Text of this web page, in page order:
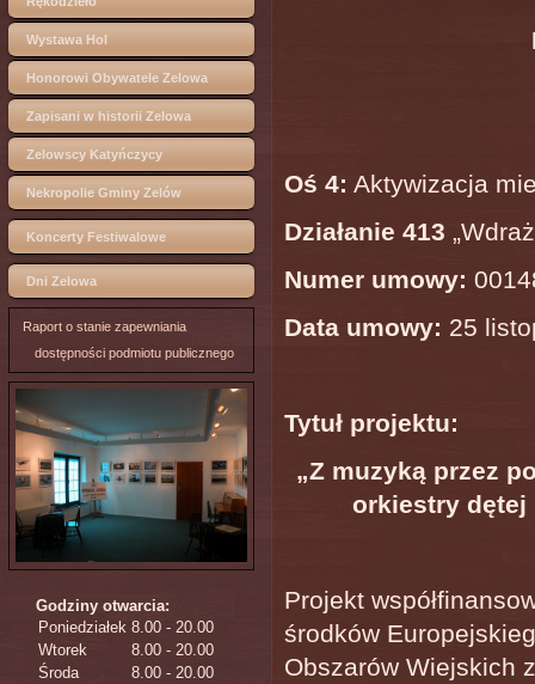
Wystawa Hol
Honorowi Obywatele Zelowa
Zapisani w historii Zelowa
Zelowscy Katyńczycy
Nekropolie Gminy Zelów
Koncerty Festiwalowe
Dni Zelowa
Raport o stanie zapewniania
dostępności podmiotu publicznego
Godziny otwarcia:
Poniedziałek 8.00 - 20.00
Wtorek
8.00 - 20.00
Środa
8.00 - 20.00
Oś 4: Aktywizacja
Działanie 413
Numer umowy:
Data umowy: 25
Tytuł projektu:
„Z muzyką przez
orkiestry dętej
Projekt
środków
Obszarów Wiejskich